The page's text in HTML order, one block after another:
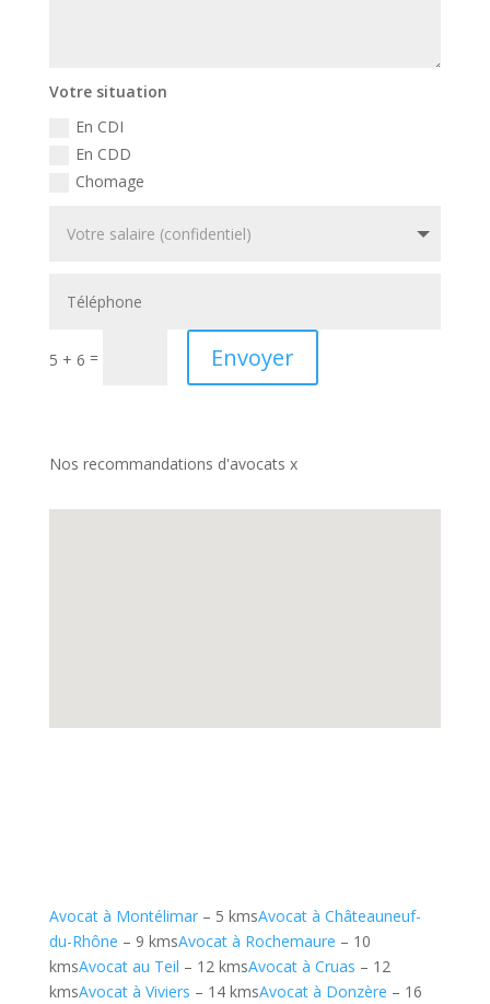
Votre situation
En CDI
En CDD
Chomage
5 + 6 = Envoyer
Nos recommandations d'avocats x
Avocat à Montélimar– 5 kmsAvocat à Châteauneuf-
du-Rhône – 9 kmsAvocat à Rochemaure – 10
kmsAvocat au Teil – 12 kmsAvocat à Cruas – 12
kmsAvocat à Viviers – 14 kmsAvocat à Donzère – 16